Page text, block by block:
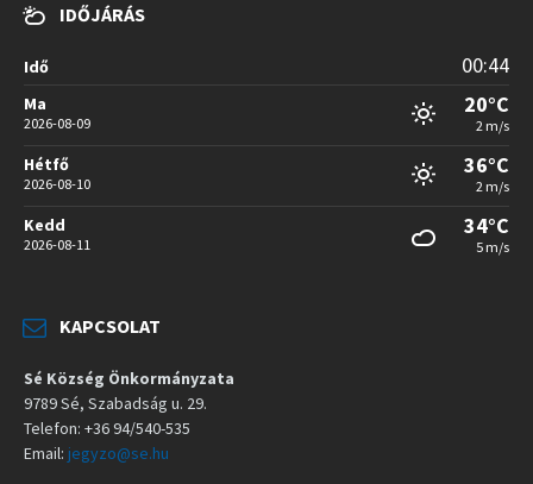
IDŐJÁRÁS
Idő 00:44
Ma
2026-08-09
20°C
2 m/s
Hétfő
2026-08-10
36°C
2 m/s
Kedd
2026-08-11
34°C
5 m/s
KAPCSOLAT
Sé Község Önkormányzata
9789 Sé, Szabadság u. 29.
Telefon: +36 94/540-535
Email: jegyzo@se.hu